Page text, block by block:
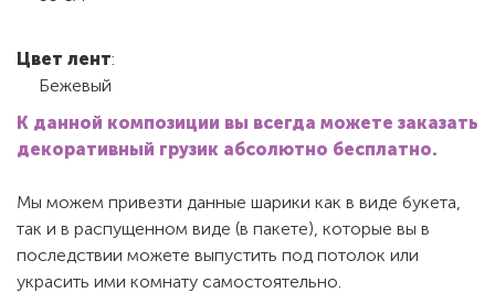
Цвет лент:
Бежевый
К данной композиции вы всегда можете заказать
декоративный грузик абсолютно бесплатно.
Мы можем привезти данные шарики как в виде букета,
так и в распущенном виде (в пакете), которые вы в
последствии можете выпустить под потолок или
украсить ими комнату самостоятельно.